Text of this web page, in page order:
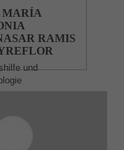
MARÍA
RAMIS
und